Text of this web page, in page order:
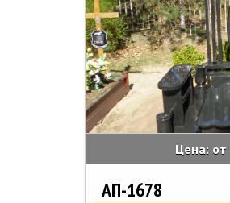
Цена: от
АП-1678